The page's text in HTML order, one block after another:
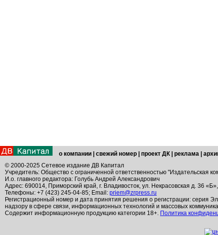
о компании свежий номер проект ДК реклама
© 2000-2025 Сетевое издание ДВ Капитал
Учредитель: Общество с ограниченной ответственностью "Издательская
И.о. главного редактора: Голубь Андрей Александрович
Адрес: 690014, Приморский край, г. Владивосток, ул. Некрасовская д. 36
Телефоны: +7 (423) 245-04-85; Email: priem@zrpress.ru
Регистрационный номер и дата принятия решения о регистрации: серия
надзору в сфере связи, информационных технологий и массовых
Содержит информационную продукцию категории 18+. Политика